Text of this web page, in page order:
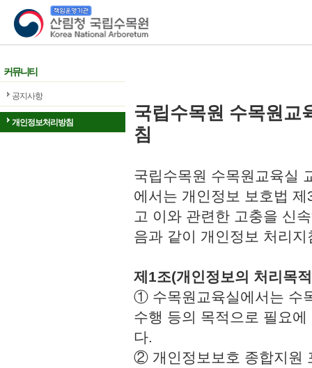
산림청 국립수목원
커뮤니티
공지사항
개인정보처리방침
국립수목원 수목원교
침
국립수목원 수목원교육실
에서는 개인정보 보호법
고 이와 관련한 고충을 신
음과 같이 개인정보 처리
제1조(개인정보의 처리목
① 수목원교육실에서는 수
수행 등의 목적으로 필요
다.
② 개인정보보호 종합지원